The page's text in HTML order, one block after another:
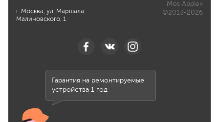
г. Москва, ул. Маршала
Малиновского, 1
Mos Apple»
©2013-2026
Гарантия на ремонтируемые
устройства 1 год